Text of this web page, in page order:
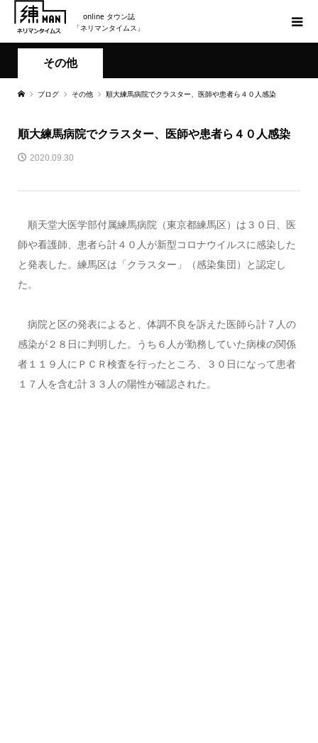
online タウン誌
「ネリマンタイムス」
その他
ブログ その他 順大練馬病院でクラスター、医師や患者ら４０人感染
順大練馬病院でクラスター、医師や患者ら４０人感染
2020.09.30
順天堂大医学部付属練馬病院（東京都練馬区）は３０日、医
師や看護師、患者ら計４０人が新型コロナウイルスに感染した
と発表した。練馬区は「クラスター」（感染集団）と認定し
た。
病院と区の発表によると、体調不良を訴えた医師ら計７人の
感染が２８日に判明した。うち６人が勤務していた病棟の関係
者１１９人にＰＣＲ検査を行ったところ、３０日になって患者
１７人を含む計３３人の陽性が確認された。